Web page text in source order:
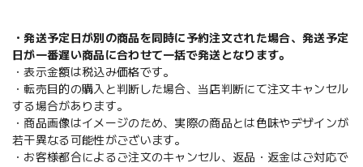
・発送予定日が別の商品を同時に予約注文された場合、発送予定
日が一番遅い商品に合わせて一括で発送となります。
・表示金額は税込み価格です。
・転売目的の購入と判断した場合、当店判断にて注文キャンセル
する場合があります。
・商品画像はイメージのため、実際の商品とは色味やデザインが
若干異なる可能性がございます。
・お客様都合によるご注文のキャンセル、返品・返金はご対応で